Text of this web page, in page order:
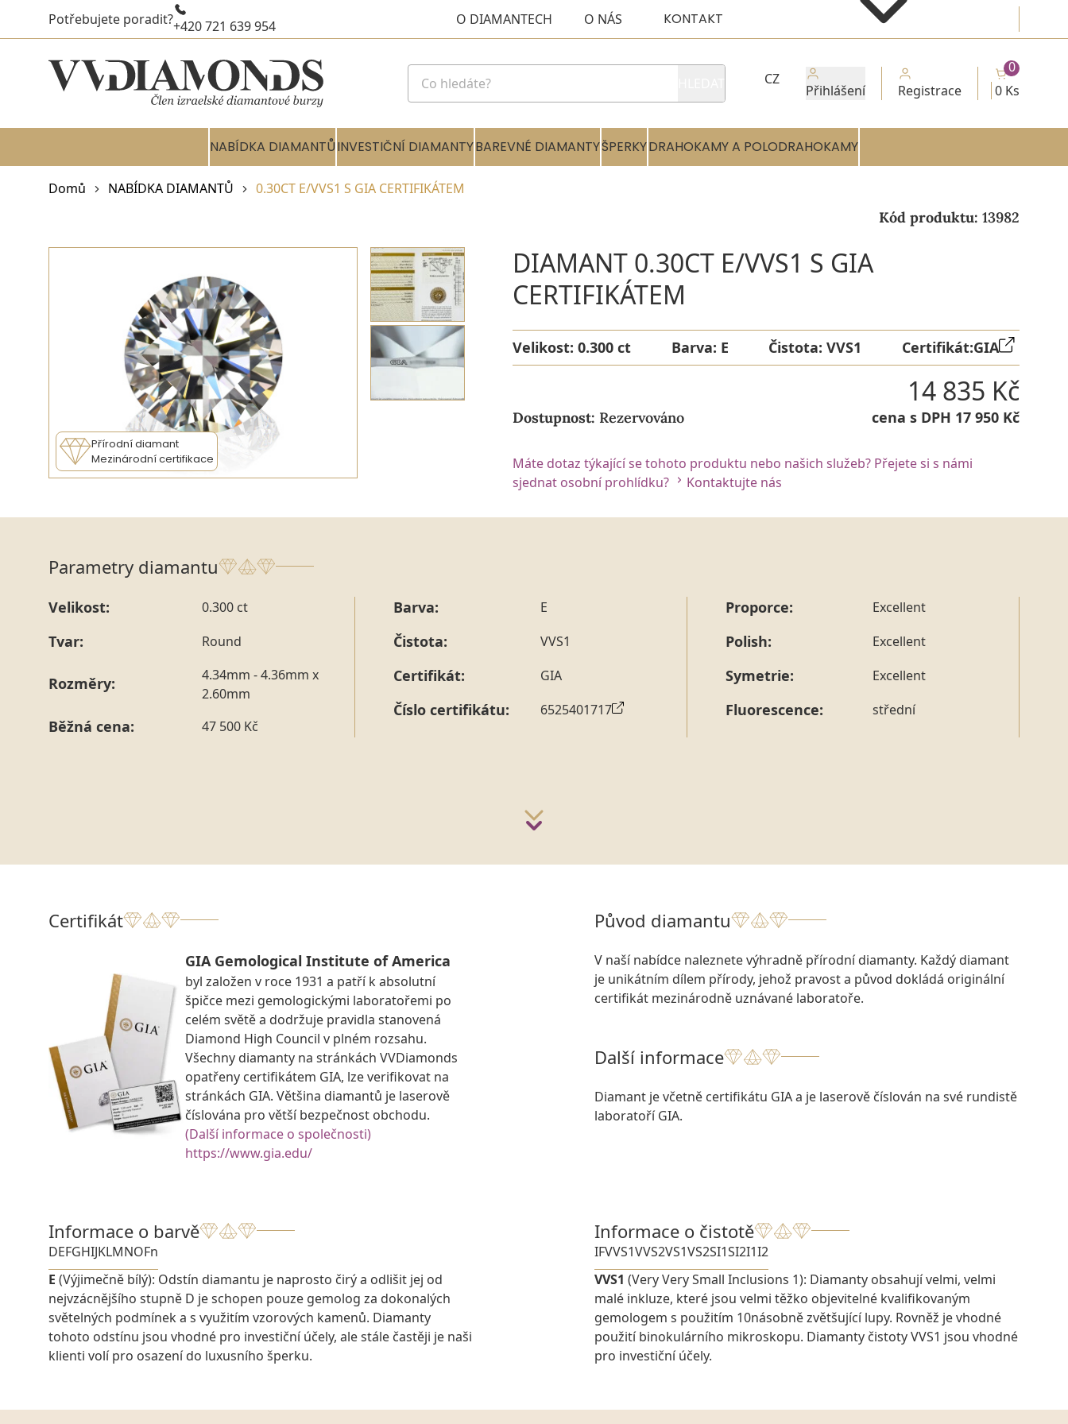
Potřebujete poradit?+420 721 639 954 O DIAMANTECH O NÁS KONTAKT
CZ
Přihlášení Registrace 0 Ks
0
NABÍDKA DIAMANTŮINVESTIČNÍ DIAMANTYBAREVNÉ DIAMANTYŠPERKYDRAHOKAMY A POLODRAHOKAMY
Domů NABÍDKA DIAMANTŮ 0.30CT E/VVS1 S GIA CERTIFIKÁTEM
Kód produktu: 13982
Přírodní diamant
Mezinárodní certifikace
DIAMANT 0.30CT E/VVS1 S GIA
CERTIFIKÁTEM
Velikost: 0.300 ct Barva: E Čistota:VVS1 Certifikát:GIA
Dostupnost: Rezervováno
14 835 Kč
cena s DPH 17 950 Kč
Máte dotaz týkající se tohoto produktu nebo našich služeb? Přejete si s námi
sjednat osobní prohlídku?
Kontaktujte nás
Parametry diamantu
Velikost: 0.300 ct
Tvar: Round
Rozměry:
4.34mm - 4.36mm x
2.60mm
Běžná cena: 47 500 Kč
Barva: E
Čistota: VVS1
Certifikát: GIA
Číslo certifikátu: 6525401717
Proporce: Excellent
Polish: Excellent
Symetrie: Excellent
Fluorescence: střední
Certifikát
GIA Gemological Institute of America
byl založen v roce 1931 a patří k absolutní
špičce mezi gemologickými laboratořemi po
celém světě a dodržuje pravidla stanovená
Diamond High Council v plném rozsahu.
Všechny diamanty na stránkách VVDiamonds
opatřeny certifikátem GIA, lze verifikovat na
stránkách GIA. Většina diamantů je laserově
číslována pro větší bezpečnost obchodu.
(Další informace o společnosti)
https://www.gia.edu/
Původ diamantu
V naší nabídce naleznete výhradně přírodní diamanty. Každý diamant
je unikátním dílem přírody, jehož pravost a původ dokládá originální
certifikát mezinárodně uznávané laboratoře.
Další informace
Diamant je včetně certifikátu GIA a je laserově číslován na své rundistě
laboratoří GIA.
Informace o barvě
DEFGHIJKLMNOFn
E (Výjimečně bílý): Odstín diamantu je naprosto čirý a odlišit jej od
nejvzácnějšího stupně D je schopen pouze gemolog za dokonalých
světelných podmínek a s využitím vzorových kamenů. Diamanty
tohoto odstínu jsou vhodné pro investiční účely, ale stále častěji je naši
klienti volí pro osazení do luxusního šperku.
Informace o čistotě
IFVVS1VVS2VS1VS2SI1SI2I1I2
VVS1 (Very Very Small Inclusions 1): Diamanty obsahují velmi, velmi
malé inkluze, které jsou velmi těžko objevitelné kvalifikovaným
gemologem s použitím 10násobně zvětšující lupy. Rovněž je vhodné
použití binokulárního mikroskopu. Diamanty čistoty VVS1 jsou vhodné
pro investiční účely.